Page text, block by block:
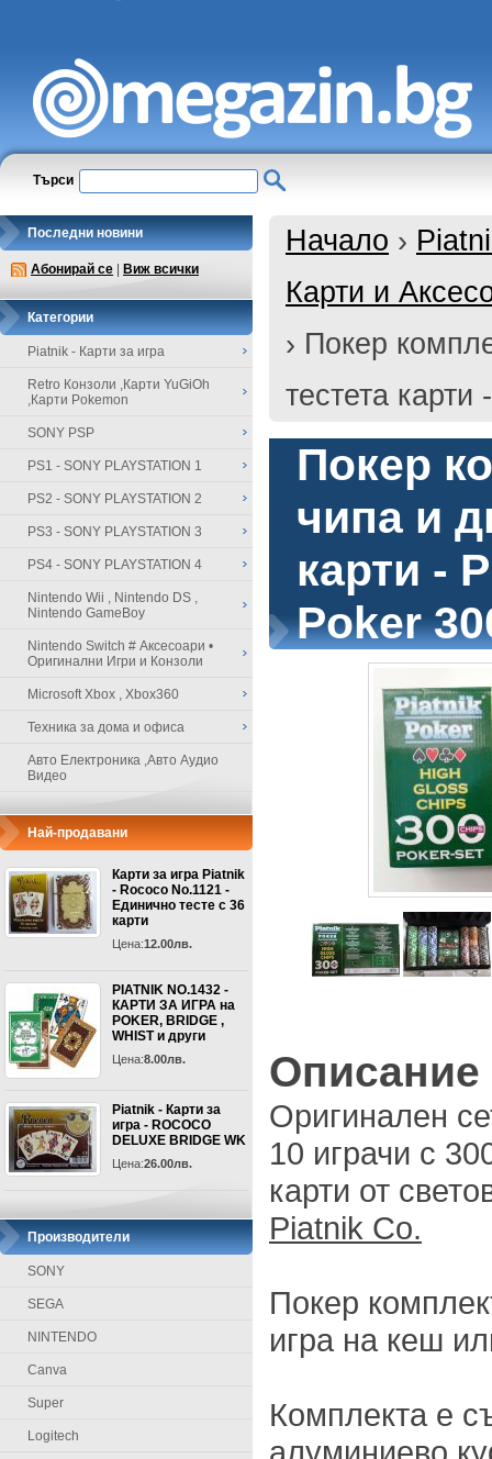
Търси
Последни новини
Абонирай се Виж всички
Категории
Piatnik - Карти за игра
Retro Конзоли ,Карти YuGiOh
,Карти Pokemon
SONY PSP
PS1 - SONY PLAYSTATION 1
PS2 - SONY PLAYSTATION 2
PS3 - SONY PLAYSTATION 3
PS4 - SONY PLAYSTATION 4
Nintendo Wii , Nintendo DS ,
Nintendo GameBoy
Nintendo Switch # Аксесоари •
Оригинални Игри и Конзоли
Microsoft Xbox , Xbox360
Техника за дома и офиса
Авто Електроника ,Авто Аудио
Видео
Най-продавани
Карти за игра Piatnik
- Rococo No.1121 -
Единично тесте с 36
карти
Цена:12.00лв.
PIATNIK NO.1432 -
КАРТИ ЗА ИГРА на
POKER, BRIDGE ,
WHIST и други
Цена:8.00лв.
Piatnik - Карти за
игра - ROCOCO
DELUXE BRIDGE WK
Цена:26.00лв.
Производители
SONY
SEGA
NINTENDO
Canva
Super
Logitech
Начало ›
Карти и
› Покер
тестета
Покер
чипа и
карти -
Poker
Описание
Оригинален
10 играчи с
карти от
Piatnik Co.
Покер
игра на кеш
Комплекта е